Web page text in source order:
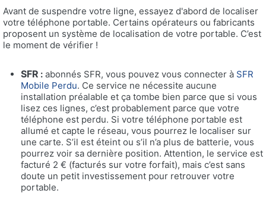
Avant de suspendre votre ligne, essayez d'abord de localiser
votre téléphone portable. Certains opérateurs ou fabricants
proposent un système de localisation de votre portable. C’est
le moment de vérifier !
SFR : abonnés SFR, vous pouvez vous connecter à SFR
Mobile Perdu. Ce service ne nécessite aucune
installation préalable et ça tombe bien parce que si vous
lisez ces lignes, c’est probablement parce que votre
téléphone est perdu. Si votre téléphone portable est
allumé et capte le réseau, vous pourrez le localiser sur
une carte. S’il est éteint ou s’il n’a plus de batterie, vous
pourrez voir sa dernière position. Attention, le service est
facturé 2 € (facturés sur votre forfait), mais c’est sans
doute un petit investissement pour retrouver votre
portable.